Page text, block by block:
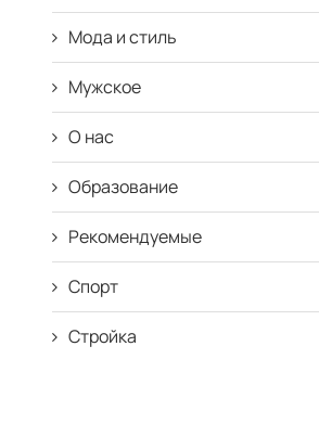
Мода и стиль
Мужское
О нас
Образование
Рекомендуемые
Спорт
Стройка